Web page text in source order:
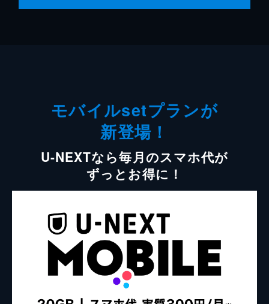
モバイルsetプランが
新登場！
U-NEXTなら毎月のスマホ代が
ずっとお得に！